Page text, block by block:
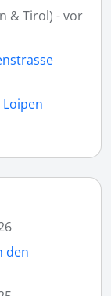
& Tirol) - vor
den